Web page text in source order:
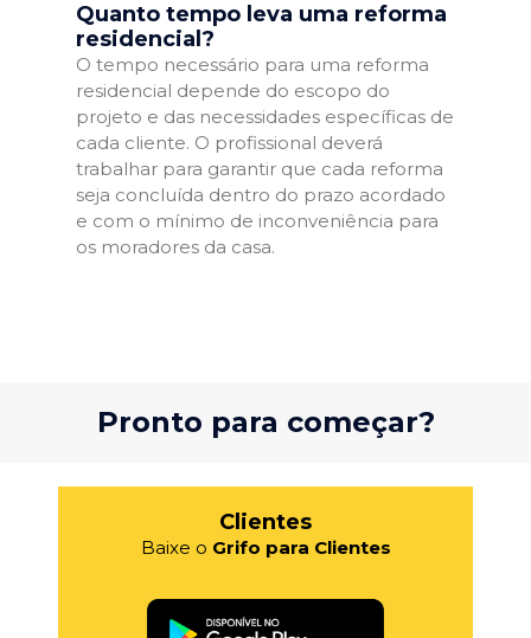
Quanto tempo leva uma reforma
residencial?
O tempo necessário para uma reforma
residencial depende do escopo do
projeto e das necessidades específicas de
cada cliente. O profissional deverá
trabalhar para garantir que cada reforma
seja concluída dentro do prazo acordado
e com o mínimo de inconveniência para
os moradores da casa.
Pronto para começar?
Clientes
Baixe o Grifo para Clientes